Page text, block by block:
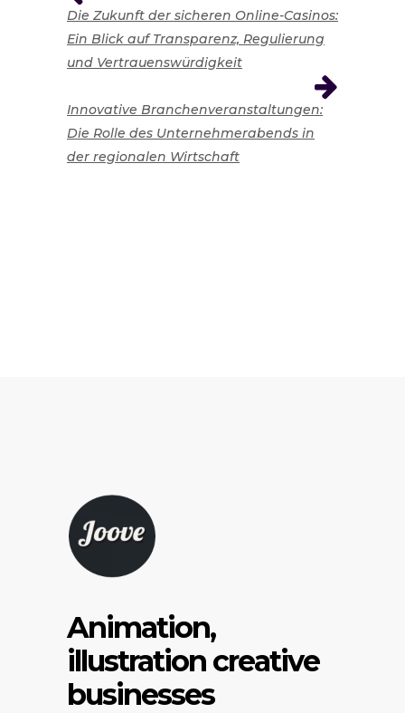
Die Zukunft der sicheren Online-Casinos:
Ein Blick auf Transparenz, Regulierung
und Vertrauenswürdigkeit
Innovative Branchenveranstaltungen:
Die Rolle des Unternehmerabends in
der regionalen Wirtschaft
Animation,
illustration creative
businesses